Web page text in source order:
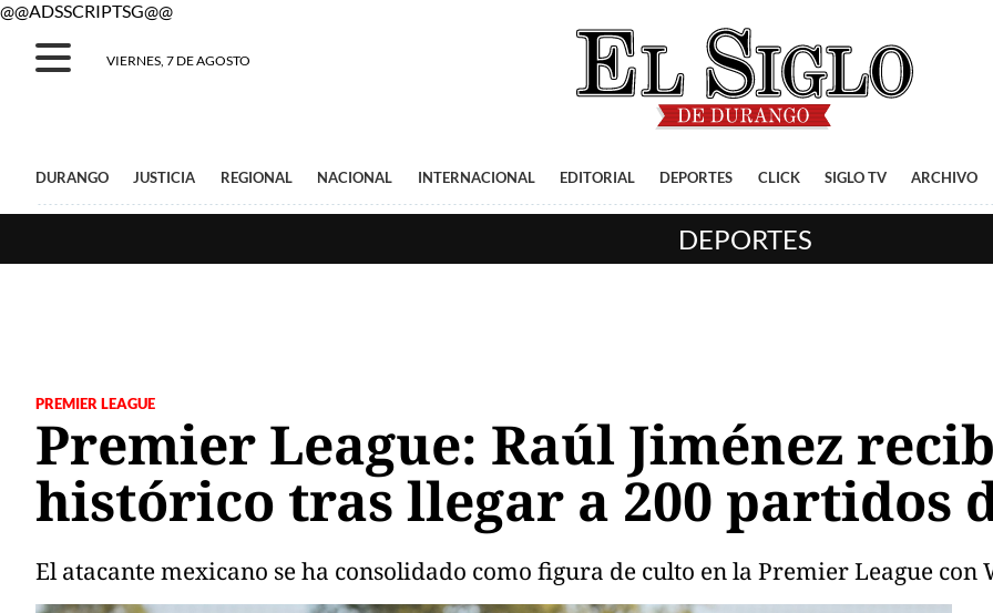
@@ADSSCRIPTSG@@
VIERNES, 7 DE AGOSTO
DURANGO JUSTICIA REGIONAL NACIONAL INTERNACIONAL EDITORIAL DEPORTES CLICK SIGLO TV ARCHIVO
DEPORTES
PREMIER LEAGUE
Premier League: Raúl Jiménez
histórico tras llegar a 200 partidos
El atacante mexicano se ha consolidado como figura de culto en la Premier League